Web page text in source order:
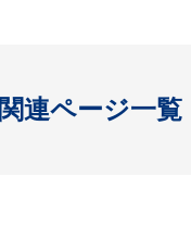
関連ページ一覧
開く